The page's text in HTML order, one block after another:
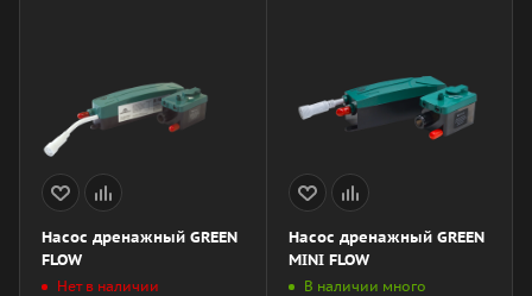
Насос дренажный GREEN
FLOW
Нет в наличии
Насос дренажный GREEN
MINI FLOW
В наличии много